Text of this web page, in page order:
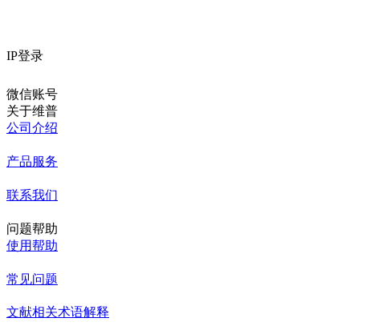
IP登录
微信账号
关于维普
公司介绍
产品服务
联系我们
问题帮助
使用帮助
常见问题
文献相关术语解释